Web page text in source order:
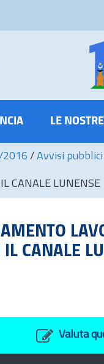
LE
2016 / Avvisi pubblici
CANALE LUNENSE
IL CANALE
Valuta